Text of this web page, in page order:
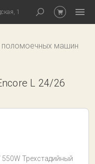
1
поломоечных машин
L 24/26